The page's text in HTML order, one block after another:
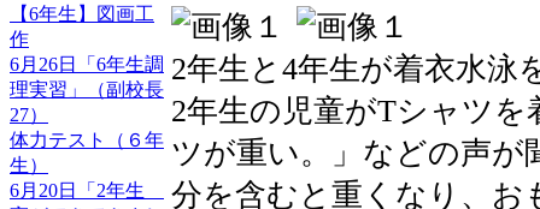
【6年生】図画工
作
6月26日「6年生調
理実習」（副校長
27）
体力テスト（６年
生）
6月20日「2年生
2年生と4年生が着衣水泳
2年生の児童がTシャツ
ツが重い。」などの声が
分を含むと重くなり、